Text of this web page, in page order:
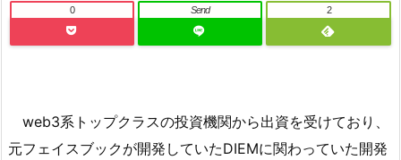
0 Send 2
web3系トップクラスの投資機関から出資を受けており、
元フェイスブックが開発していたDIEMに関わっていた開発